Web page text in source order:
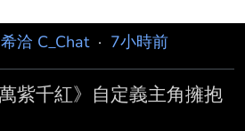
希洽 C_Chat· 7小時前
紫千紅》自定義主角擁抱